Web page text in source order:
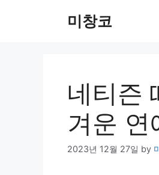
미창코
네티즌
겨운 연
2023년 12월 27일 by